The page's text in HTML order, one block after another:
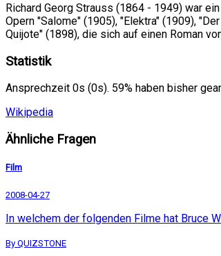
Richard Georg Strauss (1864 - 1949) war
Opern "Salome" (1905), "Elektra" (1909),
Quijote" (1898), die sich auf einen Roman
Statistik
Ansprechzeit 0s (0s). 59% haben bisher
Wikipedia
Ähnliche Fragen
Film
2008-04-27
In welchem der folgenden Filme hat Bruce
By QUIZSTONE